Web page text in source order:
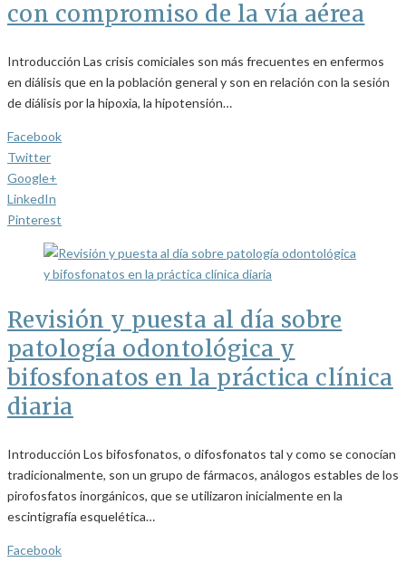
con compromiso de la vía aérea
Introducción Las crisis comiciales son más frecuentes en enfermos
en diálisis que en la población general y son en relación con la sesión
de diálisis por la hipoxia, la hipotensión…
Facebook
Twitter
Google+
LinkedIn
Pinterest
Revisión y puesta al día sobre
patología odontológica y
bifosfonatos en la práctica clínica
diaria
Introducción Los bifosfonatos, o difosfonatos tal y como se conocían
tradicionalmente, son un grupo de fármacos, análogos estables de los
pirofosfatos inorgánicos, que se utilizaron inicialmente en la
escintigrafía esquelética…
Facebook